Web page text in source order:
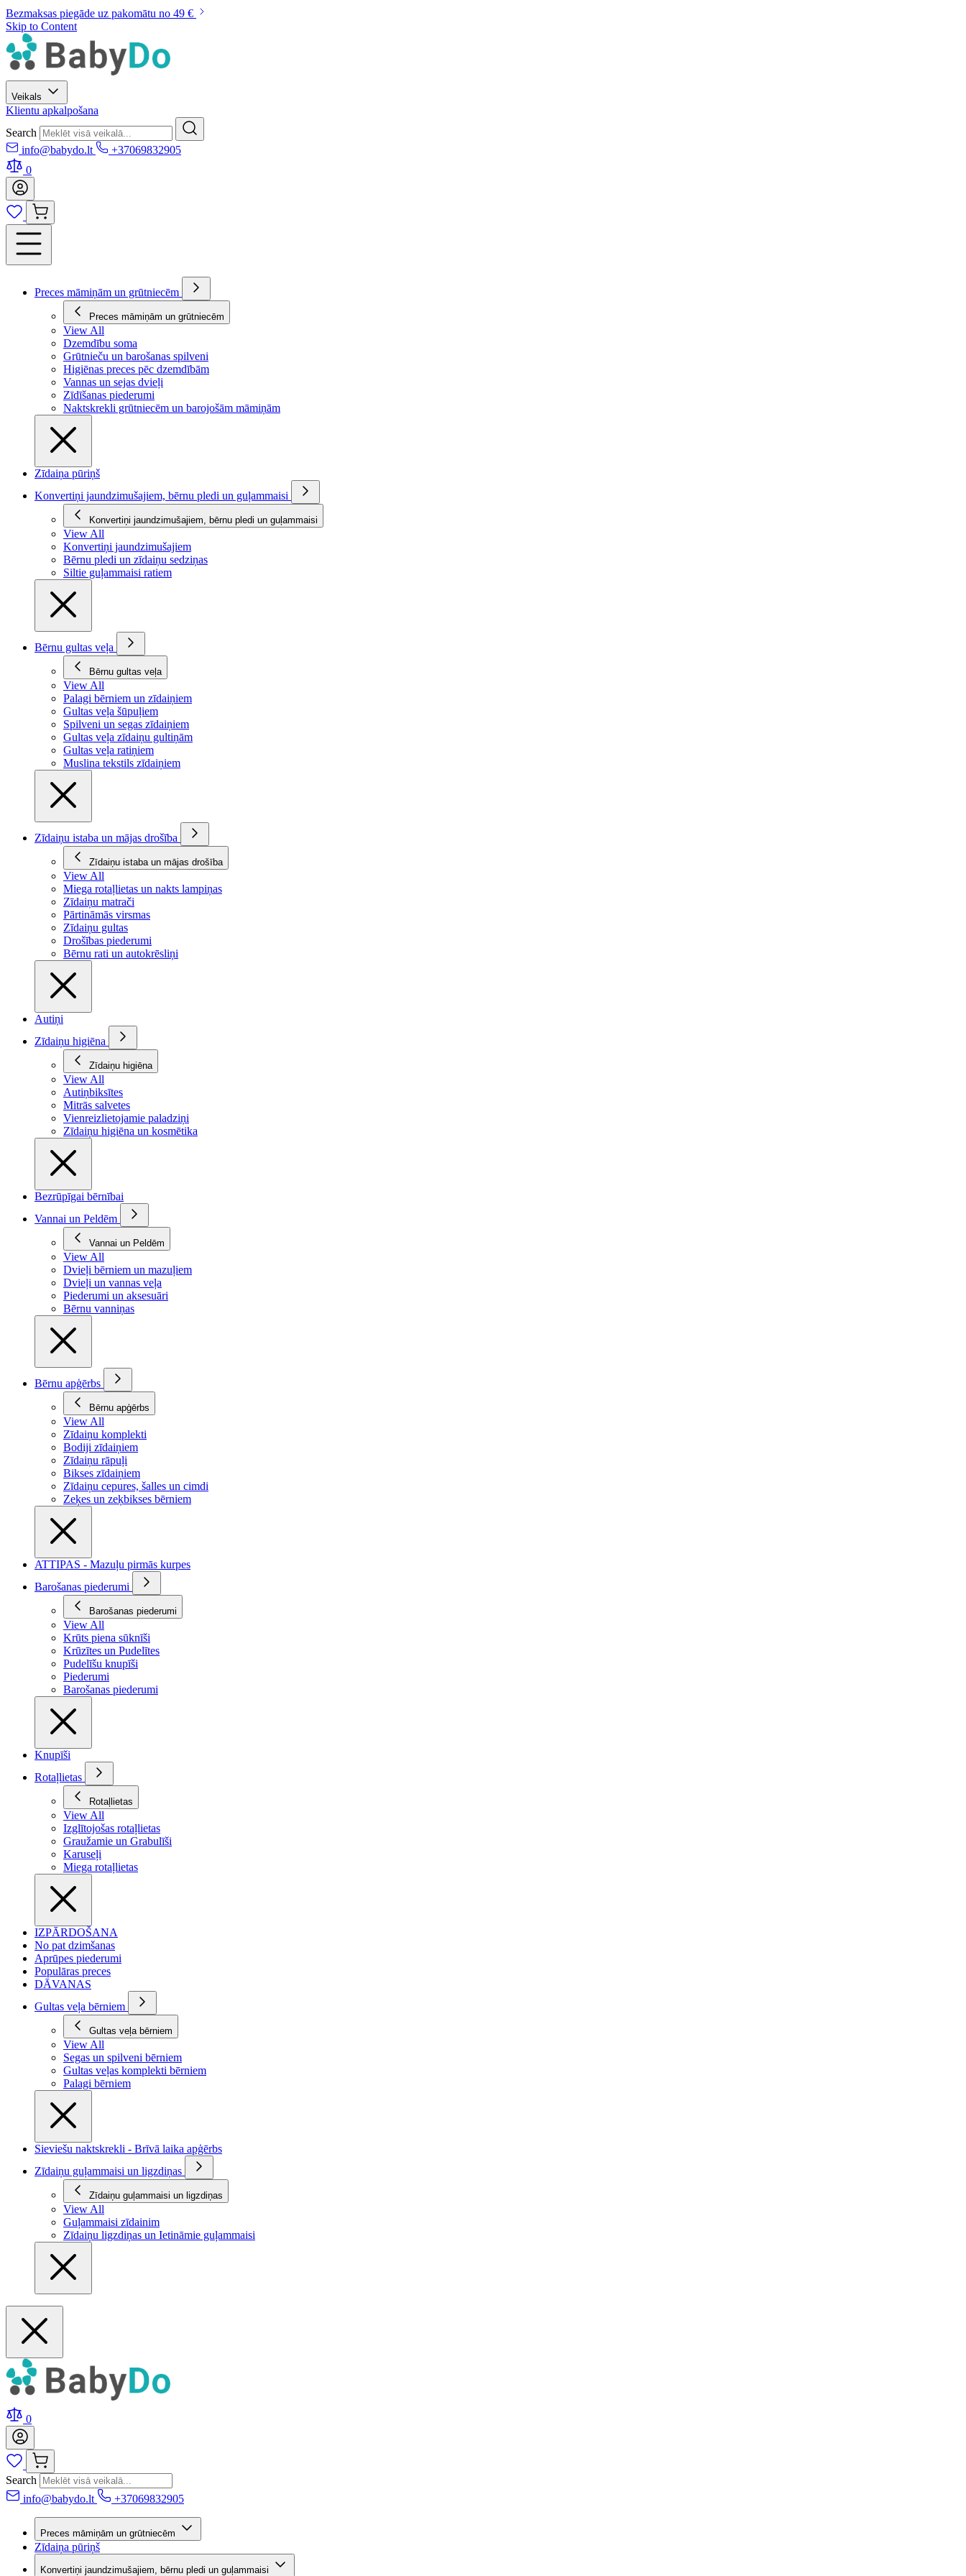
Bezmaksas piegāde uz pakomātu no 49 €
Skip to Content
Veikals
Klientu apkalpošana
Search
info@babydo.lt
+37069832905
0
Preces māmiņām un grūtniecēm
Preces māmiņām un grūtniecēm
View All
Dzemdību soma
Grūtnieču un barošanas spilveni
Higiēnas preces pēc dzemdībām
Vannas un sejas dvieļi
Zīdīšanas piederumi
Naktskrekli grūtniecēm un barojošām māmiņām
Zīdaiņa pūriņš
Konvertiņi jaundzimušajiem, bērnu pledi un guļammaisi
Konvertiņi jaundzimušajiem, bērnu pledi un guļammaisi
View All
Konvertiņi jaundzimušajiem
Bērnu pledi un zīdaiņu sedziņas
Siltie guļammaisi ratiem
Bērnu gultas veļa
Bērnu gultas veļa
View All
Palagi bērniem un zīdaiņiem
Gultas veļa šūpuļiem
Spilveni un segas zīdaiņiem
Gultas veļa zīdaiņu gultiņām
Gultas veļa ratiņiem
Muslina tekstils zīdaiņiem
Zīdaiņu istaba un mājas drošība
Zīdaiņu istaba un mājas drošība
View All
Miega rotaļlietas un nakts lampiņas
Zīdaiņu matrači
Pārtināmās virsmas
Zīdaiņu gultas
Drošības piederumi
Bērnu rati un autokrēsliņi
Autiņi
Zīdaiņu higiēna
Zīdaiņu higiēna
View All
Autiņbiksītes
Mitrās salvetes
Vienreizlietojamie paladziņi
Zīdaiņu higiēna un kosmētika
Bezrūpīgai bērnībai
Vannai un Peldēm
Vannai un Peldēm
View All
Dvieļi bērniem un mazuļiem
Dvieļi un vannas veļa
Piederumi un aksesuāri
Bērnu vanniņas
Bērnu apģērbs
Bērnu apģērbs
View All
Zīdaiņu komplekti
Bodiji zīdaiņiem
Zīdaiņu rāpuļi
Bikses zīdaiņiem
Zīdaiņu cepures, šalles un cimdi
Zeķes un zeķbikses bērniem
ATTIPAS - Mazuļu pirmās kurpes
Barošanas piederumi
Barošanas piederumi
View All
Krūts piena sūknīši
Krūzītes un Pudelītes
Pudelīšu knupīši
Piederumi
Barošanas piederumi
Knupīši
Rotaļlietas
Rotaļlietas
View All
Izglītojošas rotaļlietas
Graužamie un Grabulīši
Karuseļi
Miega rotaļlietas
IZPĀRDOŠANA
No pat dzimšanas
Aprūpes piederumi
Populāras preces
DĀVANAS
Gultas veļa bērniem
Gultas veļa bērniem
View All
Segas un spilveni bērniem
Gultas veļas komplekti bērniem
Palagi bērniem
Sieviešu naktskrekli - Brīvā laika apģērbs
Zīdaiņu guļammaisi un ligzdiņas
Zīdaiņu guļammaisi un ligzdiņas
View All
Guļammaisi zīdainim
Zīdaiņu ligzdiņas un Ietināmie guļammaisi
0
Search
info@babydo.lt
+37069832905
Preces māmiņām un grūtniecēm
Zīdaiņa pūriņš
Konvertiņi jaundzimušajiem, bērnu pledi un guļammaisi